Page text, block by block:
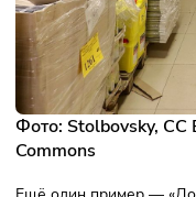
Популярные
как пример
бизнеса